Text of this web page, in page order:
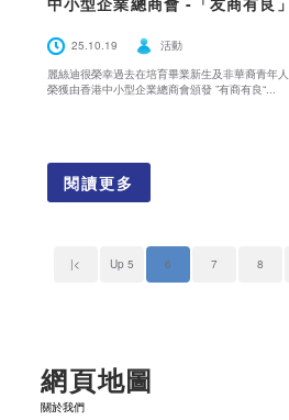
25.10.19
活動
麗絲迪很榮幸過去在培育畢業新生及非華裔青年
榮獲由香港中小型企業總商會頒發 ”有商有良“...
閱讀更多
|< Up 5 6 7 8
網頁地圖
關於我們